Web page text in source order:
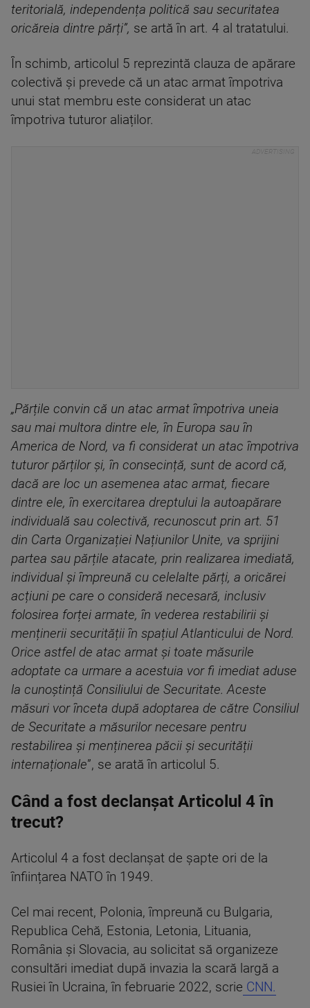
teritorială, independența politică sau securitatea
oricăreia dintre părți”, se artă în art. 4 al tratatului.
În schimb, articolul 5 reprezintă clauza de apărare
colectivă și prevede că un atac armat împotriva
unui stat membru este considerat un atac
împotriva tuturor aliaților.
„Părțile convin că un atac armat împotriva uneia
sau mai multora dintre ele, în Europa sau în
America de Nord, va fi considerat un atac împotriva
tuturor părților și, în consecință, sunt de acord că,
dacă are loc un asemenea atac armat, fiecare
dintre ele, în exercitarea dreptului la autoapărare
individuală sau colectivă, recunoscut prin art. 51
din Carta Organizației Națiunilor Unite, va sprijini
partea sau părțile atacate, prin realizarea imediată,
individual și împreună cu celelalte părți, a oricărei
acțiuni pe care o consideră necesară, inclusiv
folosirea forței armate, în vederea restabilirii și
menținerii securității în spațiul Atlanticului de Nord.
Orice astfel de atac armat și toate măsurile
adoptate ca urmare a acestuia vor fi imediat aduse
la cunoștință Consiliului de Securitate. Aceste
măsuri vor înceta după adoptarea de către Consiliul
de Securitate a măsurilor necesare pentru
restabilirea și menținerea păcii și securității
internaționale”, se arată în articolul 5.
Când a fost declanșat Articolul 4 în
trecut?
Articolul 4 a fost declanșat de șapte ori de la
înființarea NATO în 1949.
Cel mai recent, Polonia, împreună cu Bulgaria,
Republica Cehă, Estonia, Letonia, Lituania,
România și Slovacia, au solicitat să organizeze
consultări imediat după invazia la scară largă a
Rusiei în Ucraina, în februarie 2022, scrie CNN.